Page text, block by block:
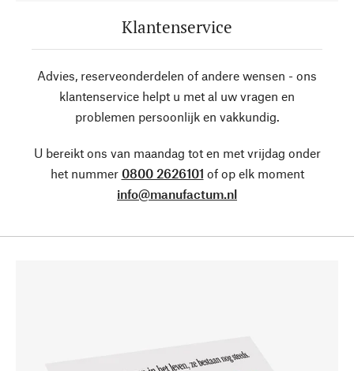
Klantenservice
Advies, reserveonderdelen of andere wensen - ons
klantenservice helpt u met al uw vragen en
problemen persoonlijk en vakkundig.
U bereikt ons van maandag tot en met vrijdag onder
het nummer 0800 2626101 of op elk moment
info@manufactum.nl